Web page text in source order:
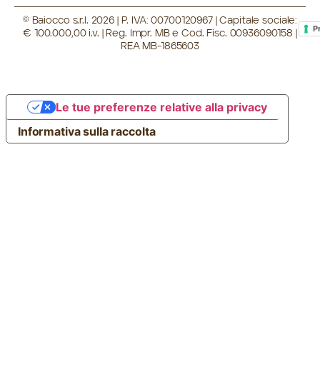
© Baiocco s.r.l. 2026 | P. IVA: 00700120967 | Capitale sociale:
€ 100.000,00 i.v. | Reg. Impr. MB e Cod. Fisc. 00936090158 |
REA MB-1865603
Informativa sulla raccolta
Le tue preferenze relative alla privacy